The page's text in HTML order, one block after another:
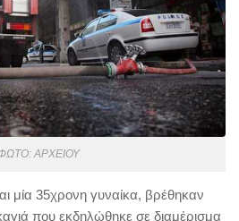
ΑΡΧΕΙΟΥ
μία 35χρονη γυναίκα, βρέθηκαν
που εκδηλώθηκε σε διαμέρισμα